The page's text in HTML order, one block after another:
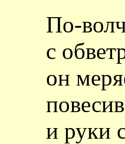
По-
с
он
и руки